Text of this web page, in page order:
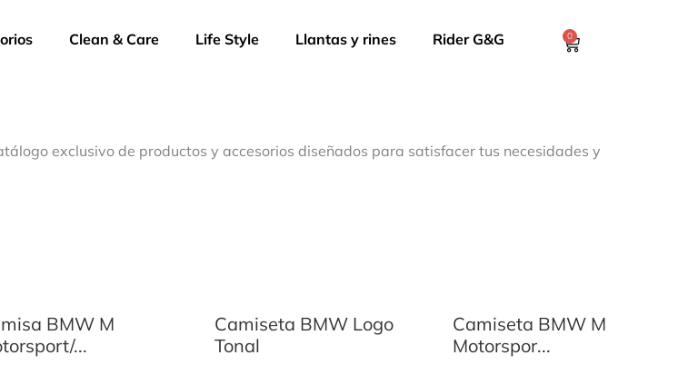
Clean & Care Life Style Llantas y rines Rider G&G 0
exclusivo de productos y accesorios diseñados para satisfacer tus necesidades y
BMW M
...
Camiseta BMW Logo
Tonal
Camiseta BMW M
Motorspor...